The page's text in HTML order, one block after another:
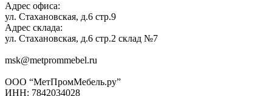
Адрес офиса:
ул. Стахановская, д.6 стр.9
Адрес склада:
ул. Стахановская, д.6 стр.2 склад №7
msk@metprommebel.ru
ООО “МетПромМебель.ру”
ИНН: 7842034028